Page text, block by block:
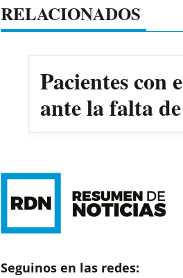
RELACIONADOS
Pacientes con
ante la falta
Seguinos en las redes: